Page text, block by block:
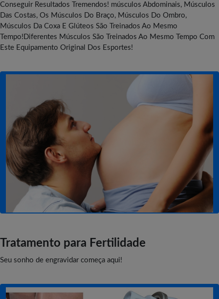
Conseguir Resultados Tremendos! músculos Abdominais, Músculos
Das Costas, Os Músculos Do Braço, Músculos Do Ombro,
Músculos Da Coxa E Glúteos São Treinados Ao Mesmo
Tempo!Diferentes Músculos São Treinados Ao Mesmo Tempo Com
Este Equipamento Original Dos Esportes!
Tratamento para Fertilidade
Seu sonho de engravidar começa aqui!